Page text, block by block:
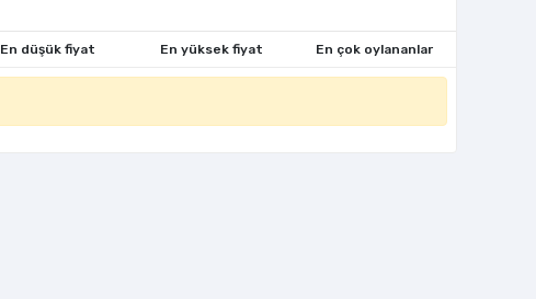
En düşük fiyat En yüksek fiyat En çok oylananlar